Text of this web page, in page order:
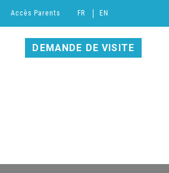
Accès Parents FR EN
DEMANDE DE VISITE